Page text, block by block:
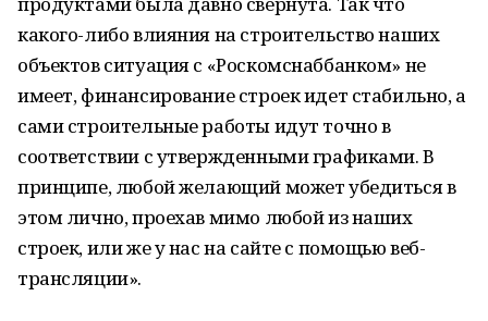
какого-либо влияния на строительство наших
объектов ситуация с «Роскомснаббанком» не
имеет, финансирование строек идет стабильно, а
сами строительные работы идут точно в
соответствии с утвержденными графиками. В
принципе, любой желающий может убедиться в
этом лично, проехав мимо любой из наших
строек, или же у нас на сайте с помощью веб-
трансляции».